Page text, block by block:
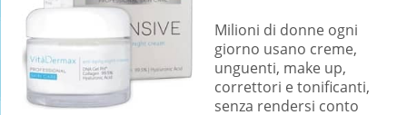
Milioni di donne ogni
giorno usano creme,
unguenti, make up,
correttori e tonificanti,
senza rendersi conto